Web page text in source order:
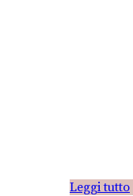
Leggi tutto